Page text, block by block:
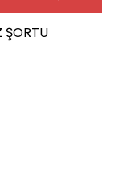
ŞORTU